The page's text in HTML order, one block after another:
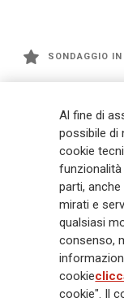
SONDAGGIO
management a livello
miliardi e € 900 miliardi
mila dipendenti e 163
Gruppo ha una
crescente in Asia e
impegno Lifetime
innovative e
capacità di
completamente
l'obiettivo di creare
società più equa e
Al fine di
possibile di
cookie
funzionalità
parti,
mirati e
qualsiasi
consenso,
cookie
cookie". Il